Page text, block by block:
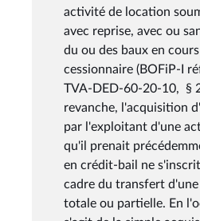
activité de location
avec reprise, avec ou
du ou des baux en
cessionnaire (BOFiP-I
TVA-DED-60-20-10, §
revanche, l'acquisition
par l'exploitant d'une
qu'il prenait
en crédit-bail ne
cadre du transfert
totale ou partielle. En